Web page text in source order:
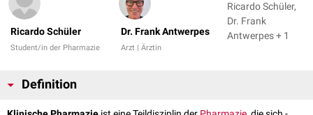
Ricardo Schüler
Student/in der Pharmazie
Dr. Frank Antwerpes
Arzt | Ärztin
Ricardo Schüler,
Dr. Frank
Antwerpes + 1
Definition